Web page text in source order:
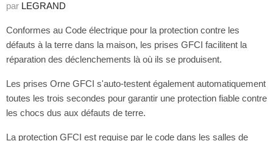
par LEGRAND
Conformes au Code électrique pour la protection contre les
défauts à la terre dans la maison, les prises GFCI facilitent la
réparation des déclenchements là où ils se produisent.
Les prises Orne GFCI s'auto-testent également automatiquement
toutes les trois secondes pour garantir une protection fiable contre
les chocs dus aux défauts de terre.
La protection GFCI est requise par le code dans les salles de